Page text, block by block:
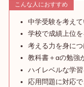
こんな人におすすめ
中学受験を考えて
学校で成績上位
考える力を身に
教科書＋αの勉強
ハイレベルな学
応用問題に対応